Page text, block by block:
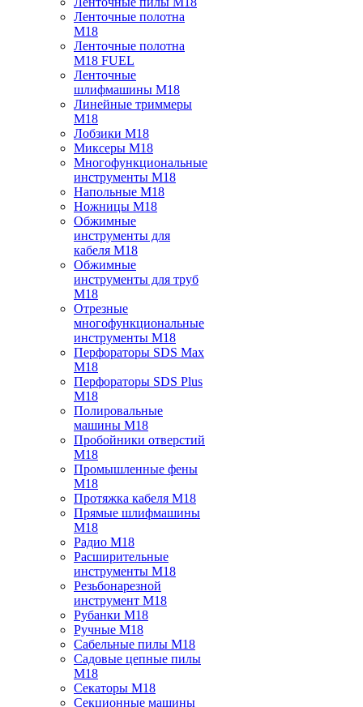
Ленточные полотна
M18
Ленточные полотна
M18 FUEL
Ленточные
шлифмашины M18
Линейные триммеры
M18
Лобзики M18
Миксеры M18
Многофункциональные
инструменты M18
Напольные M18
Ножницы M18
Обжимные
инструменты для
кабеля M18
Обжимные
инструменты для труб
M18
Отрезные
многофункциональные
инструменты M18
Перфораторы SDS Max
M18
Перфораторы SDS Plus
M18
Полировальные
машины M18
Пробойники отверстий
M18
Промышленные фены
M18
Протяжка кабеля M18
Прямые шлифмашины
M18
Радио M18
Расширительные
инструменты M18
Резьбонарезной
инструмент M18
Рубанки M18
Ручные M18
Сабельные пилы M18
Садовые цепные пилы
M18
Секаторы M18
Секционные машины